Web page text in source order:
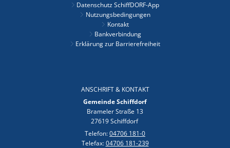
Datenschutz SchiffDORF-App
Nutzungsbedingungen
Kontakt
Bankverbindung
Erklärung zur Barrierefreiheit
ANSCHRIFT & KONTAKT
Gemeinde Schiffdorf
Brameler Straße 13
27619 Schiffdorf
Telefon:04706 181-0
Telefax:04706 181-239